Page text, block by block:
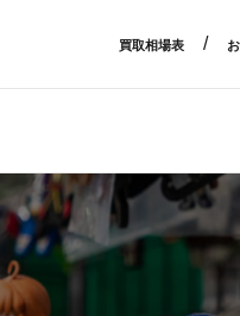
買取相場表/